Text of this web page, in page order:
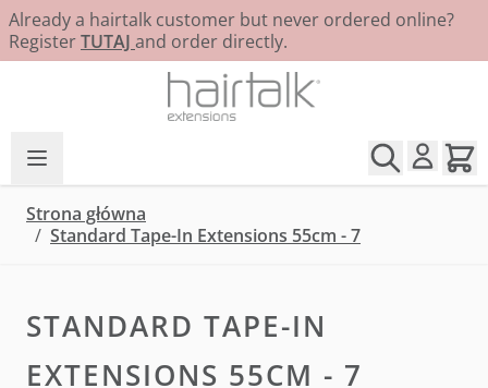
Already a hairtalk customer but never ordered online?
RegisterTUTAJ and order directly.
Strona główna
/ Standard Tape-In Extensions 55cm - 7
STANDARD TAPE-IN
EXTENSIONS 55CM - 7